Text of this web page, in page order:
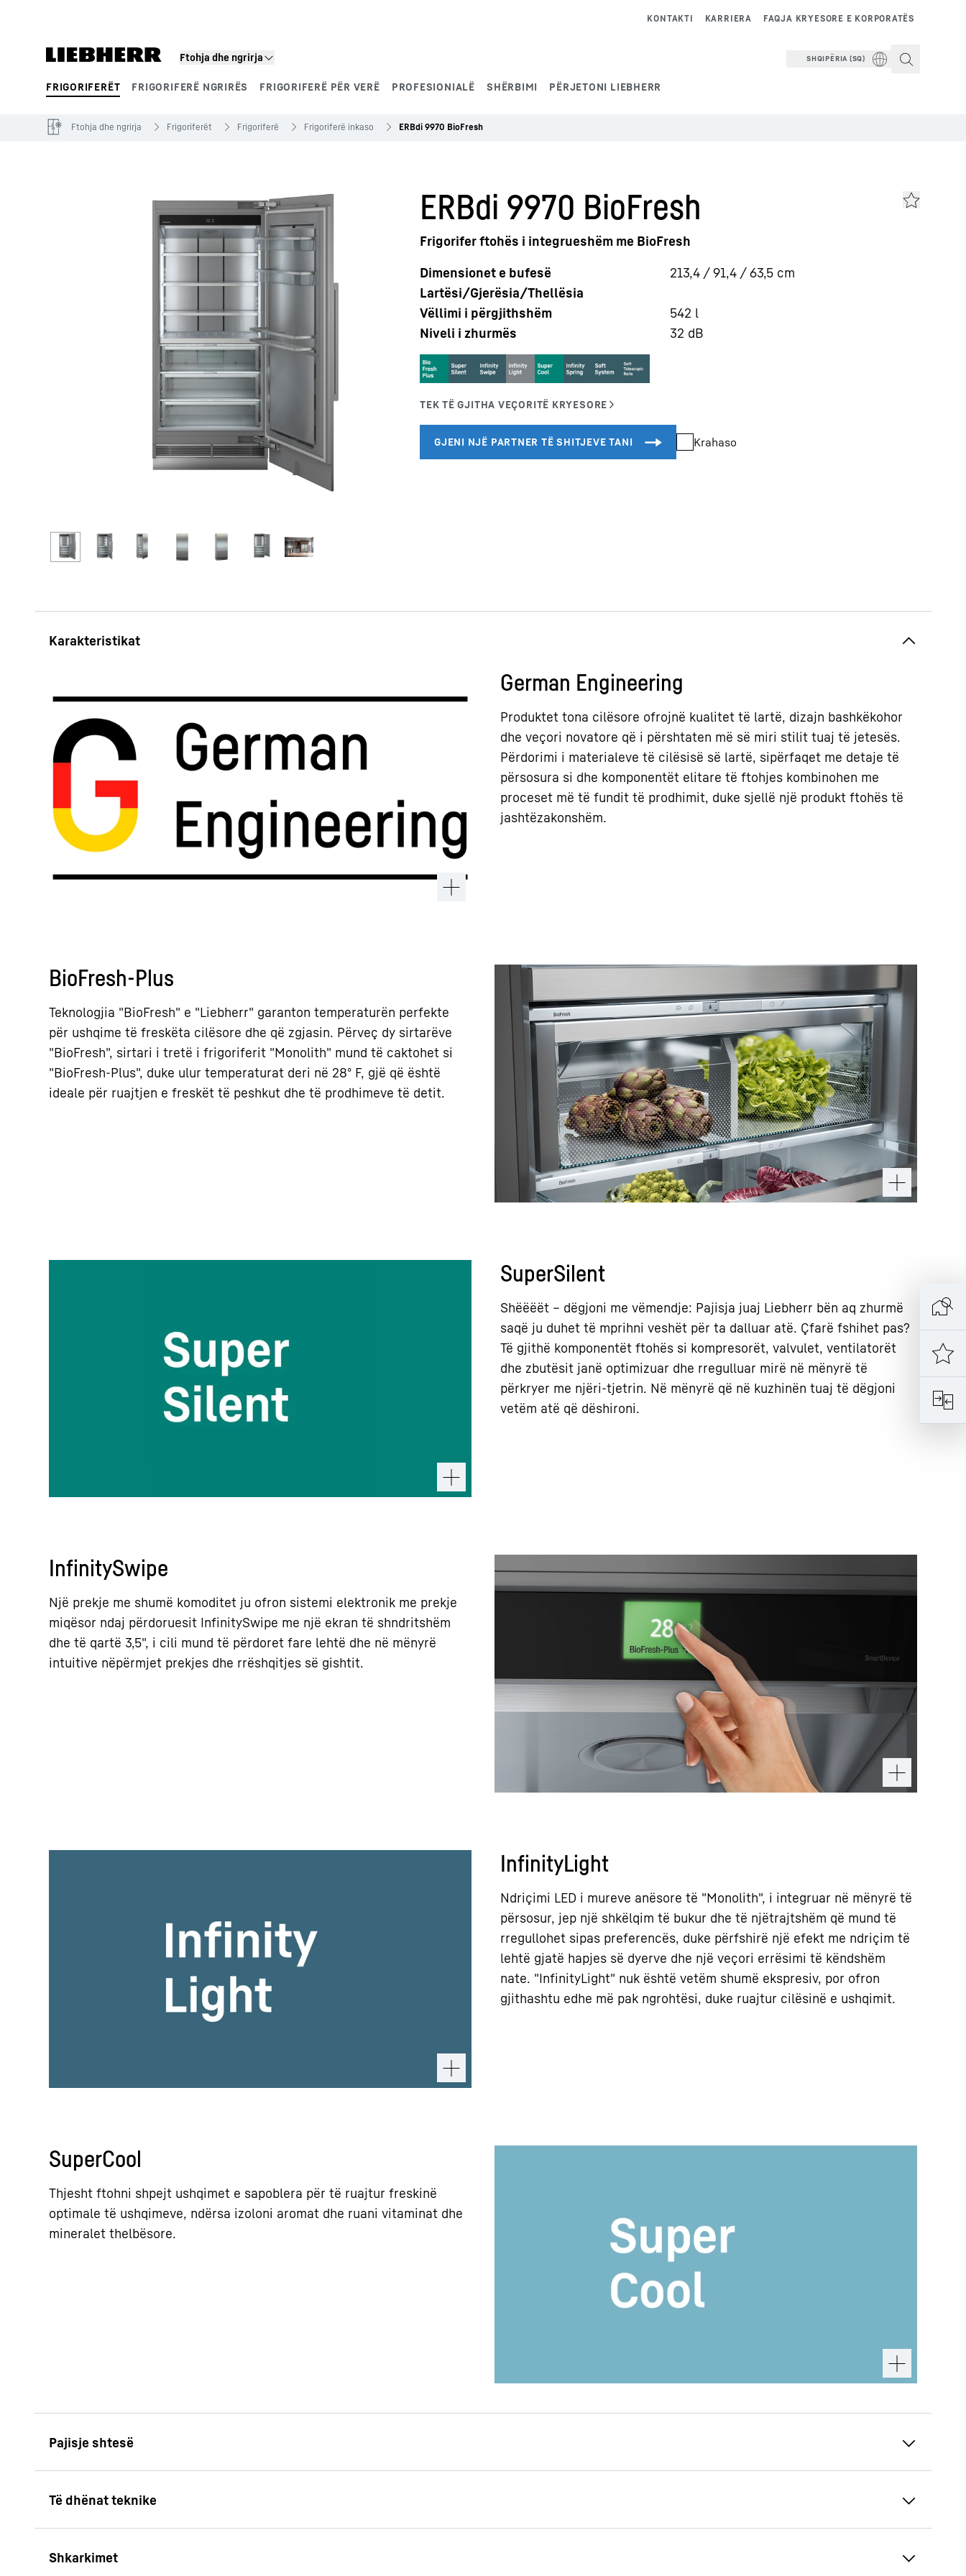
Ftohja dhe ngrirja
FRIGORIFERËT FRIGORIFERË NGRIRËS FRIGORIFERË PËR VERË PROFESIONIALË SHËRBIMI PËRJETONI LIEBHERR
FAQJA KRYESORE E KORPORATËS
KARRIERA
KONTAKTI
SHQIPËRIA (SQ)
Segmente të produkteve
Ftohja dhe ngrirja Frigoriferët Frigoriferë Frigoriferë inkaso ERBdi 9970 BioFresh
ERBdi 9970 BioFresh
Frigorifer ftohës i integrueshëm me BioFresh
Dimensionet e bufesë
Lartësi/Gjerësia/Thellësia
213,4 / 91,4 / 63,5 cm
Vëllimi i përgjithshëm 542 l
Niveli i zhurmës
32 dB
Krahaso
German Engineering
Produktet tona cilësore ofrojnë kualitet të lartë, dizajn bashkëkohor
dhe veçori novatore që i përshtaten më së miri stilit tuaj të jetesës.
Përdorimi i materialeve të cilësisë së lartë, sipërfaqet me detaje të
përsosura si dhe komponentët elitare të ftohjes kombinohen me
proceset më të fundit të prodhimit, duke sjellë një produkt ftohës të
jashtëzakonshëm.
BioFresh-Plus
Teknologjia "BioFresh" e "Liebherr" garanton temperaturën perfekte
për ushqime të freskëta cilësore dhe që zgjasin. Përveç dy sirtarëve
"BioFresh", sirtari i tretë i frigoriferit "Monolith" mund të caktohet si
"BioFresh-Plus", duke ulur temperaturat deri në 28º F, gjë që është
ideale për ruajtjen e freskët të peshkut dhe të prodhimeve të detit.
SuperSilent
Shëëëët – dëgjoni me vëmendje: Pajisja juaj Liebherr bën aq zhurmë
saqë ju duhet të mprihni veshët për ta dalluar atë. Çfarë fshihet pas?
Të gjithë komponentët ftohës si kompresorët, valvulet, ventilatorët
dhe zbutësit janë optimizuar dhe rregulluar mirë në mënyrë të
përkryer me njëri-tjetrin. Në mënyrë që në kuzhinën tuaj të dëgjoni
vetëm atë që dëshironi.
InfinitySwipe
Një prekje me shumë komoditet ju ofron sistemi elektronik me prekje
miqësor ndaj përdoruesit InfinitySwipe me një ekran të shndritshëm
dhe të qartë 3,5", i cili mund të përdoret fare lehtë dhe në mënyrë
intuitive nëpërmjet prekjes dhe rrëshqitjes së gishtit.
InfinityLight
Ndriçimi LED i mureve anësore të "Monolith", i integruar në mënyrë të
përsosur, jep një shkëlqim të bukur dhe të njëtrajtshëm që mund të
rregullohet sipas preferencës, duke përfshirë një efekt me ndriçim të
lehtë gjatë hapjes së dyerve dhe një veçori errësimi të këndshëm
nate. "InfinityLight" nuk është vetëm shumë ekspresiv, por ofron
gjithashtu edhe më pak ngrohtësi, duke ruajtur cilësinë e ushqimit.
SuperCool
Thjesht ftohni shpejt ushqimet e sapoblera për të ruajtur freskinë
optimale të ushqimeve, ndërsa izoloni aromat dhe ruani vitaminat dhe
mineralet thelbësore.
integruar në mënyrë të përsosur dhe i
"SoftSystem" dyert mbyllen vetë butësisht
dhe qetë edhe kur janë të mbushura plot. Në